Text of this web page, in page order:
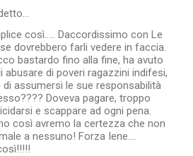
così..... Daccordissimo con Le
dovrebbero farli vedere in faccia.
bastardo fino alla fine, ha avuto
abusare di poveri ragazzini indifesi,
di assumersi le sue responsabilità
Doveva pagare, troppo
e scappare ad ogni pena.
così avremo la certezza che non
a nessuno! Forza Iene....